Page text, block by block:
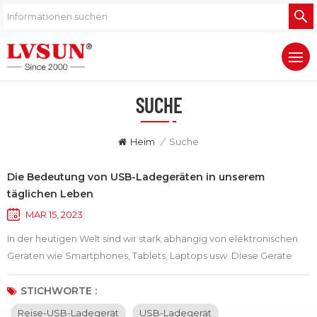
SUCHE
Heim / Suche
Die Bedeutung von USB-Ladegeräten in unserem
täglichen Leben
MAR 15, 2023
In der heutigen Welt sind wir stark abhängig von elektronischen
Geräten wie Smartphones, Tablets, Laptops usw. Diese Geräte
sind zu einem festen Bestandteil unseres Lebens geworden. Viele
junge Leute tragen sogar mehrere elektronische Geräte, wenn
sie alleine ausgehen. Auch die heutigen Kinder haben schon in
STICHWORTE :
Reise-USB-Ladegerät
USB-Ladegerät